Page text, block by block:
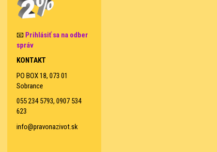
📧 Prihlásiť sa na odber
správ
KONTAKT
PO BOX 18, 073 01
Sobrance
055 234 5793, 0907 534
623
info@pravonazivot.sk